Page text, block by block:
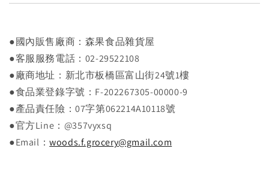
●國內販售廠商：森果食品雜貨屋
●客服服務電話：02-29522108
●廠商地址：新北市板橋區富山街24號1樓
●食品業登錄字號：F-202267305-00000-9
●產品責任險：07字第062214A10118號
●官方Line：@357vyxsq
●Email：woods.f.grocery@gmail.com